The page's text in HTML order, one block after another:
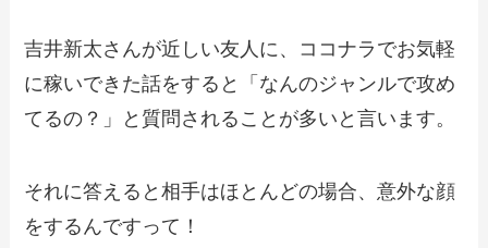
吉井新太さんが近しい友人に、ココナラでお気軽
に稼いできた話をすると「なんのジャンルで攻め
てるの？」と質問されることが多いと言います。
それに答えると相手はほとんどの場合、意外な顔
をするんですって！